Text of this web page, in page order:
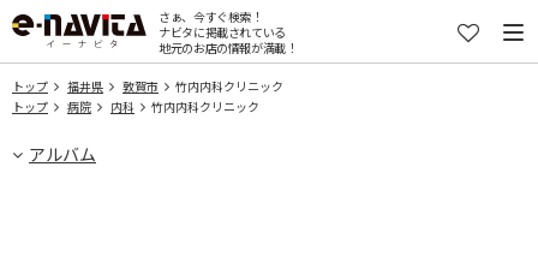
さぁ、今すぐ検索！
ナビタに掲載されている
地元のお店の情報が満載！
トップ 福井県 敦賀市
竹内内科クリニック
トップ
病院 内科 竹内内科クリニック
アルバム